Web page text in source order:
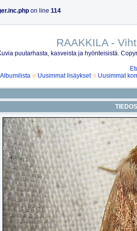
on line 114
RAAKKILA -
puutarhasta, kasveista ja hyönteisistä.
Albumilista
Uusimmat lisäykset Uusimmat